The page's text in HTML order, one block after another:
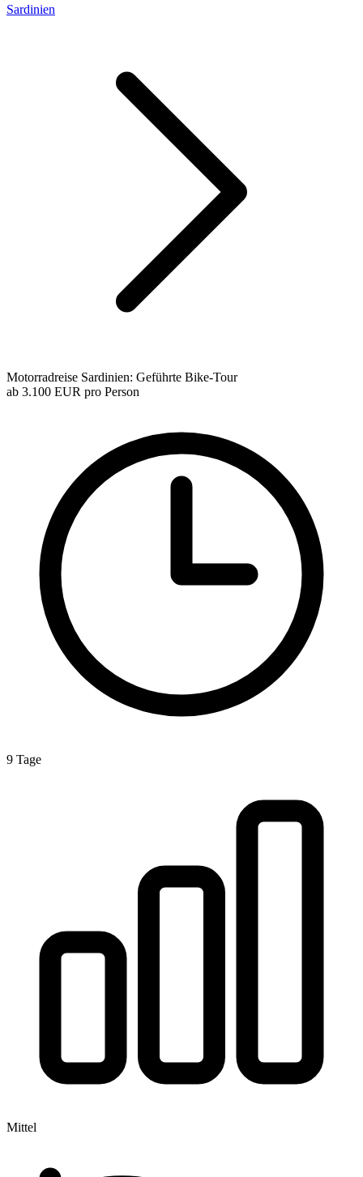
Sardinien
Motorradreise Sardinien: Geführte Bike-Tour
ab 3.100 EUR pro Person
9 Tage
Mittel